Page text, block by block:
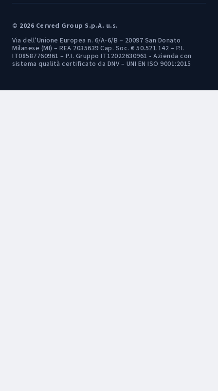
© 2026 Cerved Group S.p.A. u.s.
Via dell’Unione Europea n. 6/A-6/B – 20097 San Donato
Milanese (MI) – REA 2035639 Cap. Soc. € 50.521.142 – P.I.
IT08587760961 – P.I. Gruppo IT12022630961 - Azienda con
sistema qualità certificato da DNV – UNI EN ISO 9001:2015